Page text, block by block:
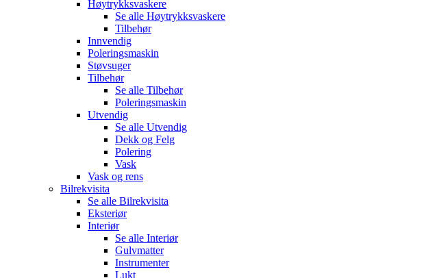
Høytrykksvaskere
Se alle Høytrykksvaskere
Tilbehør
Innvendig
Poleringsmaskin
Støvsuger
Tilbehør
Se alle Tilbehør
Poleringsmaskin
Utvendig
Se alle Utvendig
Dekk og Felg
Polering
Vask
Vask og rens
Bilrekvisita
Se alle Bilrekvisita
Eksteriør
Interiør
Se alle Interiør
Gulvmatter
Instrumenter
Lukt